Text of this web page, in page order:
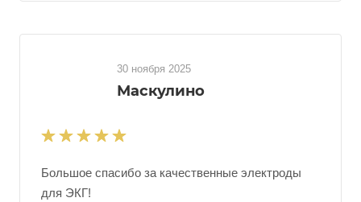
30 ноября 2025
Маскулино
Большое спасибо за качественные электроды
для ЭКГ!